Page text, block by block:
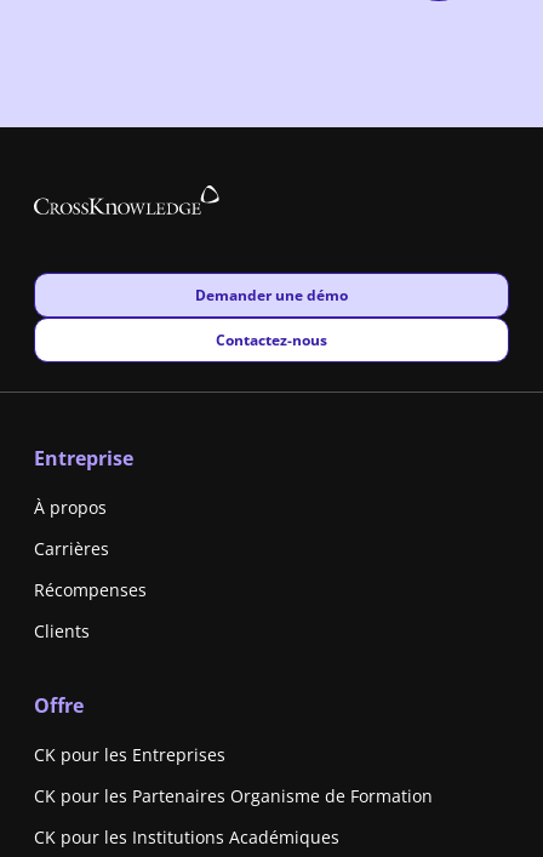
New window
Demander une démo
New window
Contactez-nous
Entreprise
À propos
Carrières
Récompenses
Clients
Offre
CK pour les Entreprises
CK pour les Partenaires Organisme de Formation
CK pour les Institutions Académiques